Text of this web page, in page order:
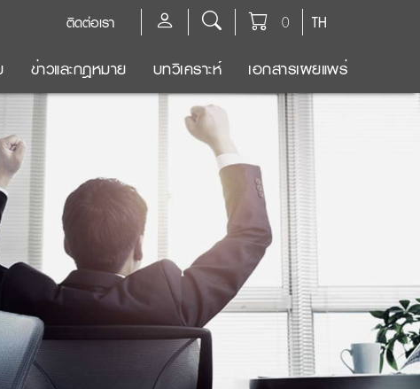
TH
0
ติดต่อเรา
ข่าวและกฎหมาย บทวิเคราะห์ เอกสารเผยแพร่